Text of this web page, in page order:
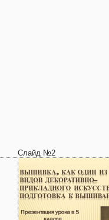
Слайд №2